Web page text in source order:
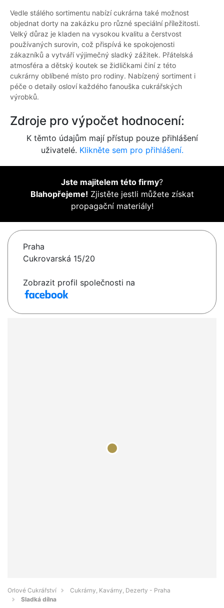
Vedle stálého sortimentu nabízí cukrárna také možnost
objednat dorty na zakázku pro různé speciální příležitosti.
Velký důraz je kladen na vysokou kvalitu a čerstvost
používaných surovin, což přispívá ke spokojenosti
zákazníků a vytváří výjimečný sladký zážitek. Přátelská
atmosféra a dětský koutek se židličkami činí z této
cukrárny oblíbené místo pro rodiny. Nabízený sortiment i
péče o detaily osloví každého fanouška cukrářských
výrobků.
Zdroje pro výpočet hodnocení:
K těmto údajům mají přístup pouze přihlášení
uživatelé. Klikněte sem pro přihlášení.
Jste majitelem této firmy?
Blahopřejeme! Zjistěte jestli můžete získat
propagační materiály!
Praha
Cukrovarská 15/20
Zobrazit profil společnosti na
Orlové Cukrářství
Cukrárny, Kavárny, Dezerty - Praha
Sladká dílna